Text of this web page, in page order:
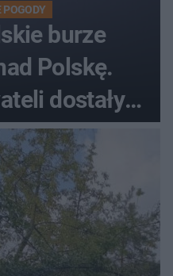
POGODY
burze
Polskę.
dostały
z pilnym